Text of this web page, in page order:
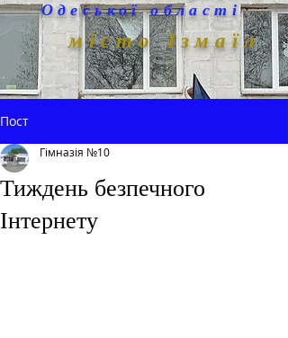
Одеської області
місто Ізмаїл
Пост
Тиждень безпечного
Інтернету
Гімназія №10